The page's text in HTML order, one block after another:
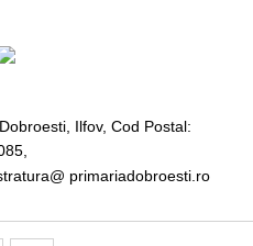
Dobroesti, Ilfov, Cod Postal:
,
primariadobroesti.ro